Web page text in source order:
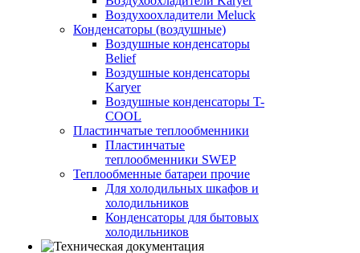
Воздухоохладители Meluck
Конденсаторы (воздушные)
Воздушные конденсаторы
Belief
Воздушные конденсаторы
Karyer
Воздушные конденсаторы T-
COOL
Пластинчатые теплообменники
Пластинчатые
теплообменники SWEP
Теплообменные батареи прочие
Для холодильных шкафов и
холодильников
Конденсаторы для бытовых
холодильников